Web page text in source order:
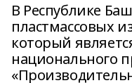
В Республике
пластмассовых
который
национального